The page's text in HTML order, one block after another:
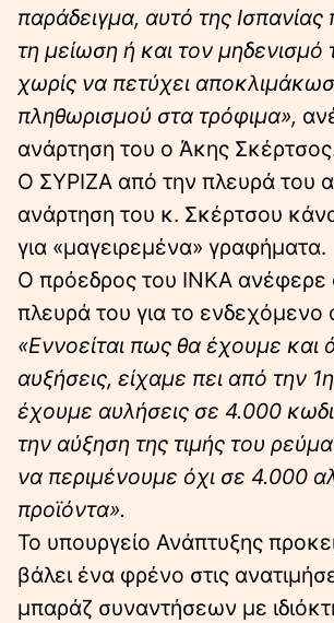
παράδειγμα, αυτό της
τη μείωση ή και τον
χωρίς να πετύχει
πληθωρισμού στα τρόφιμα»,
ανάρτηση του ο Άκης
Ο ΣΥΡΙΖΑ από την πλευρά του
ανάρτηση του κ. Σκέρτσου
για «μαγειρεμένα» γραφήματα.
Ο πρόεδρος του ΙΝΚΑ ανέφερε
πλευρά του για το ενδεχόμενο
«Εννοείται πως θα έχουμε και
αυξήσεις, είχαμε πει από την
έχουμε αυλήσεις σε 4.000
την αύξηση της τιμής του
να περιμένουμε όχι σε 4.000
προϊόντα».
Το υπουργείο Ανάπτυξης
βάλει ένα φρένο στις
μπαράζ συναντήσεων με